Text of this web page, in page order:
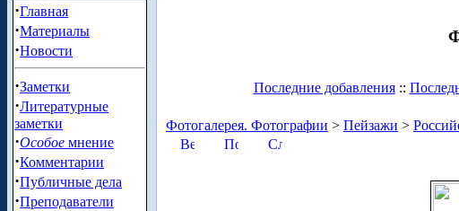
·Главная
·Материалы
·Новости
·Заметки
·Литературные
заметки
·Особое мнение
·Комментарии
·Публичные дела
·Преподаватели
Последние добавления::
Фотогалерея. Фотографии > Пейзажи >